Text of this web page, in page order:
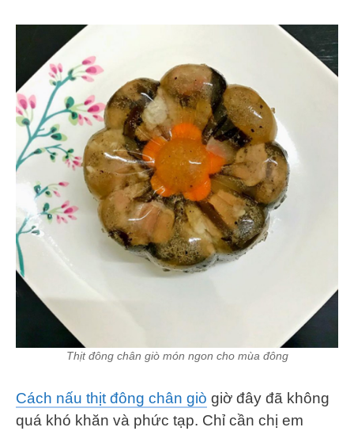
Thịt đông chân giò món ngon cho mùa đông
Cách nấu thịt đông chân giò giờ đây đã không
quá khó khăn và phức tạp. Chỉ cần chị em